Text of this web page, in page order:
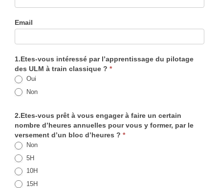
Email
1.Etes-vous intéressé par l’apprentissage du pilotage
des ULM à train classique ? *
Oui
Non
2.Etes-vous prêt à vous engager à faire un certain
nombre d’heures annuelles pour vous y former, par le
versement d’un bloc d’heures ? *
Non
5H
10H
15H